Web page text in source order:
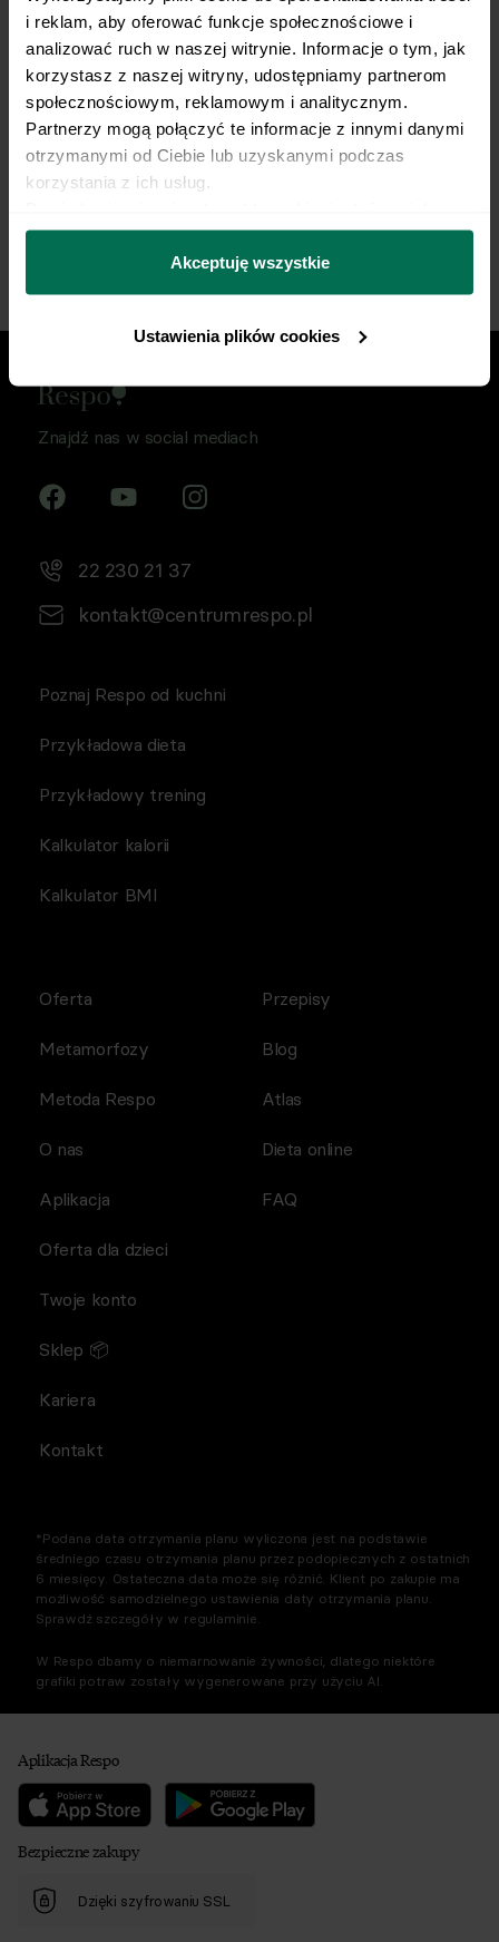
i reklam, aby oferować funkcje społecznościowe i
analizować ruch w naszej witrynie. Informacje o tym, jak
korzystasz z naszej witryny, udostępniamy partnerom
społecznościowym, reklamowym i analitycznym.
Partnerzy mogą połączyć te informacje z innymi danymi
otrzymanymi od Ciebie lub uzyskanymi podczas
korzystania z ich usług.
można się z nami skontaktować i w jaki sposób
przetwarzamy dane osobowe w ramach
prywatności.
Akceptuję wszystkie
Ustawienia plików cookies
My robimy dietę.
Opieka dietetyka sportowego i indywidualny plan
żywieniowy dopasowany do Twojej dyscypliny,
treningów i sportowych celów. Nie pozwól, by źle
dobrana dieta ograniczała Twój progres.
Znajdź nas w social mediach
22 230 21 37
kontakt@centrumrespo.pl
Poznaj Respo od kuchni
Przykładowa dieta
Przykładowy trening
Kalkulator kalorii
Kalkulator BMI
Oferta
Metamorfozy
Metoda Respo
O nas
Aplikacja
Przepisy
Blog
Atlas
Dieta online
FAQ
Oferta dla dzieci
Twoje konto
Sklep 📦
Kariera
Kontakt
*Podana data otrzymania planu wyliczona jest na podstawie
średniego czasu otrzymania planu przez podopiecznych z ostatnich
6 miesięcy. Ostateczna data może się różnić. Klient po zakupie ma
możliwość samodzielnego ustawienia daty otrzymania planu.
Sprawdź szczegóły w regulaminie.
W Respo dbamy o niemarnowanie żywności, dlatego niektóre
grafiki potraw zostały wygenerowane przy użyciu AI.
Aplikacja Respo
Bezpieczne zakupy
Dzięki szyfrowaniu SSL